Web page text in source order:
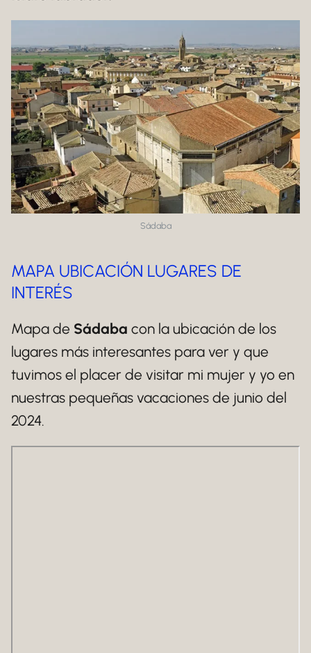
Sádaba
MAPA UBICACIÓN LUGARES DE
INTERÉS
Mapa de Sádaba con la ubicación de los
lugares más interesantes para ver y que
tuvimos el placer de visitar mi mujer y yo en
nuestras pequeñas vacaciones de junio del
2024.